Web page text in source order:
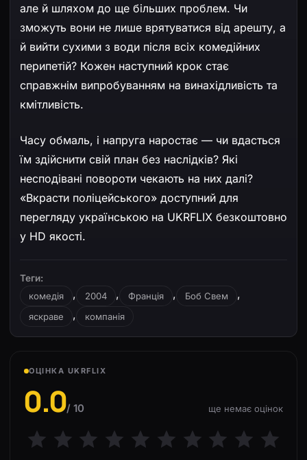
але й шляхом до ще більших проблем. Чи
зможуть вони не лише врятуватися від арешту, а
й вийти сухими з води після всіх комедійних
перипетій? Кожен наступний крок стає
справжнім випробуванням на винахідливість та
кмітливість.
Часу обмаль, і напруга наростає — чи вдасться
їм здійснити свій план без наслідків? Які
несподівані повороти чекають на них далі?
«Вкрасти поліцейського» доступний для
перегляду українською на UKRFLIX безкоштовно
у HD якості.
Теги:
комедія
, 2004 , Франція , Боб Свем ,
яскраве , компанія
ОЦІНКА UKRFLIX
0.0/ 10 ще немає оцінок